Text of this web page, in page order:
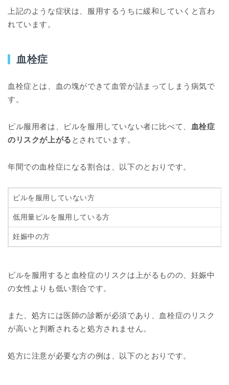
上記のような症状は、服用するうちに緩和していくと言わ
れています。
血栓症
血栓症とは、血の塊ができて血管が詰まってしまう病気で
す。
ピル服用者は、ピルを服用していない者に比べて、 血栓症
のリスクが上がる とされています。
年間での血栓症になる割合は、以下のとおりです。
ピルを服用していない方
低用量ピルを服用している方
妊娠中の方
ピルを服用すると血栓症のリスクは上がるものの、妊娠中
の女性よりも低い割合です。
また、処方には医師の診断が必須であり、血栓症のリスク
が高いと判断されると処方されません。
処方に注意が必要な方の例は、以下のとおりです。